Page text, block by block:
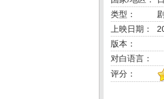
类型：
上映日期：
版本：
对白语言：
评分：1 3